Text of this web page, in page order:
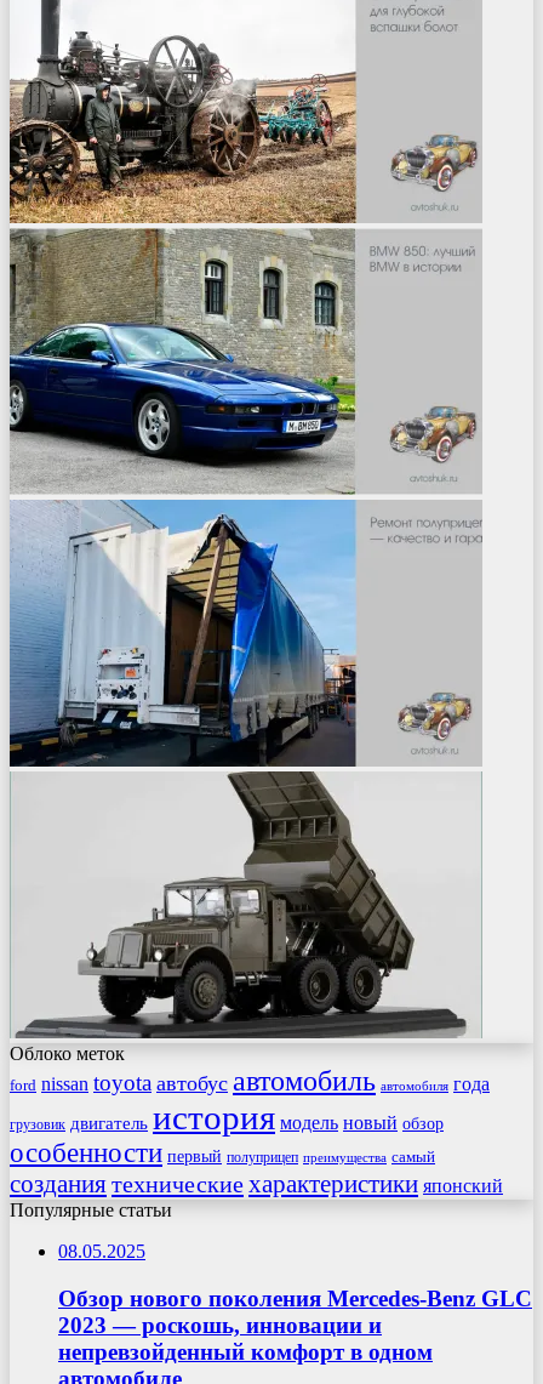
Облоко меток
ford nissan toyota автобус автомобиль автомобиля года
грузовик двигатель история модель новый обзор
особенности первый полуприцеп преимущества самый
созданиятехническиехарактеристики японский
Популярные статьи
08.05.2025
Обзор нового поколения Mercedes-Benz GLC
2023 — роскошь, инновации и
непревзойденный комфорт в одном
автомобиле